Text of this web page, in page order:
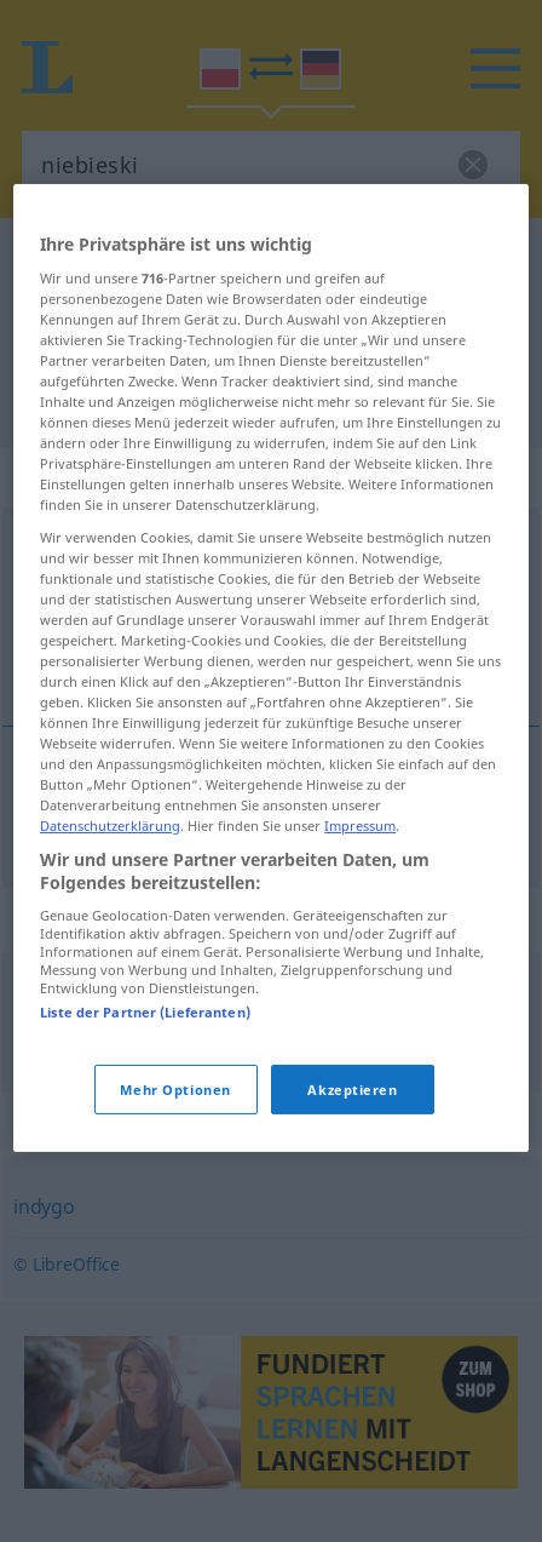
Polnisch-Deutsch Wörterbuch
Polnisch-Deutsch Übersetzung für
"niebieski"
"niebieski" Deutsch Übersetzung
„niebieski“
niebieski <-ko>
Übersicht aller Übersetzungen
(Für mehr Details die Übersetzung anklicken/antippen)
blau
blau niebieski
Beispielsätze für "niebieski"
niebieskiptak
Synonyme für "niebieski"
indygo
© LibreOffice
Ihre Privatsphäre ist uns wichtig
Wir und unsere716-Partner speichern und greifen auf
personenbezogene Daten wie Browserdaten oder eindeutige
Kennungen auf Ihrem Gerät zu. Durch Auswahl von Akzeptieren
aktivieren Sie Tracking-Technologien für die unter „Wir und unsere
Partner verarbeiten Daten, um Ihnen Dienste bereitzustellen“
aufgeführten Zwecke. Wenn Tracker deaktiviert sind, sind manche
Inhalte und Anzeigen möglicherweise nicht mehr so relevant für Sie. Sie
können dieses Menü jederzeit wieder aufrufen, um Ihre Einstellungen zu
ändern oder Ihre Einwilligung zu widerrufen, indem Sie auf den Link
Privatsphäre-Einstellungen am unteren Rand der Webseite klicken. Ihre
Einstellungen gelten innerhalb unseres Website. Weitere Informationen
finden Sie in unserer Datenschutzerklärung.
Wir verwenden Cookies, damit Sie unsere Webseite bestmöglich nutzen
und wir besser mit Ihnen kommunizieren können. Notwendige,
funktionale und statistische Cookies, die für den Betrieb der Webseite
und der statistischen Auswertung unserer Webseite erforderlich sind,
werden auf Grundlage unserer Vorauswahl immer auf Ihrem Endgerät
gespeichert. Marketing-Cookies und Cookies, die der Bereitstellung
personalisierter Werbung dienen, werden nur gespeichert, wenn Sie uns
durch einen Klick auf den „Akzeptieren“-Button Ihr Einverständnis
geben. Klicken Sie ansonsten auf „Fortfahren ohne Akzeptieren“. Sie
können Ihre Einwilligung jederzeit für zukünftige Besuche unserer
Webseite widerrufen. Wenn Sie weitere Informationen zu den Cookies
und den Anpassungsmöglichkeiten möchten, klicken Sie einfach auf den
Button „Mehr Optionen“. Weitergehende Hinweise zu der
Datenverarbeitung entnehmen Sie ansonsten unserer
Datenschutzerklärung. Hier finden Sie unserImpressum.
Wir und unsere Partner verarbeiten Daten, um
Folgendes bereitzustellen:
Genaue Geolocation-Daten verwenden. Geräteeigenschaften zur
Identifikation aktiv abfragen. Speichern von und/oder Zugriff auf
Informationen auf einem Gerät. Personalisierte Werbung und Inhalte,
Messung von Werbung und Inhalten, Zielgruppenforschung und
Entwicklung von Dienstleistungen.
Liste der Partner (Lieferanten)
Mehr Optionen Akzeptieren